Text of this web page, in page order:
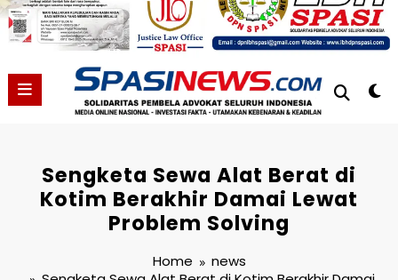
Sengketa Sewa Alat Berat di
Kotim Berakhir Damai Lewat
Problem Solving
Home
news